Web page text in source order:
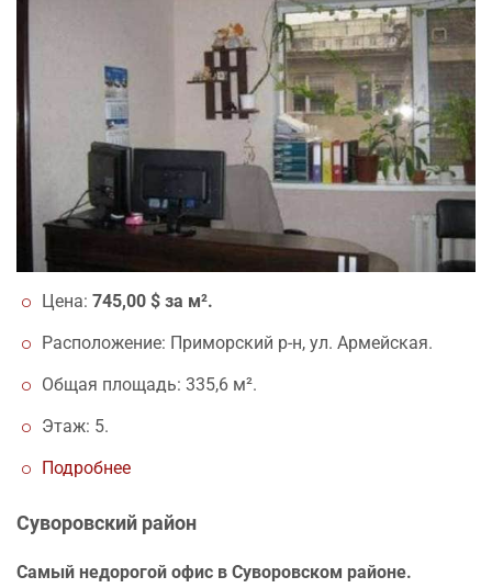
Цена: 745,00 $ за м².
Расположение: Приморский р-н, ул. Армейская.
Общая площадь: 335,6 м².
Этаж: 5.
Подробнее
Суворовский район
Самый недорогой офис в Суворовском районе.